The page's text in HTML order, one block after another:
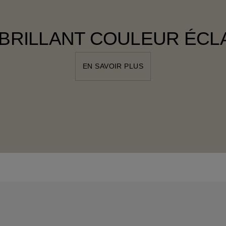
COULEUR
EN SAVOIR PLUS